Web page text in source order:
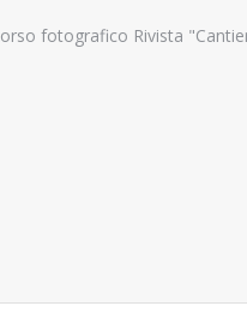
fotografico Rivista